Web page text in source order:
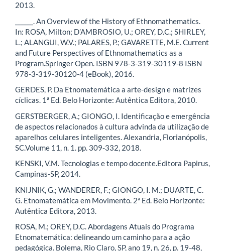
2013.
______. An Overview of the History of Ethnomathematics.
In: ROSA, Milton; D’AMBROSIO, U.; OREY, D.C.; SHIRLEY,
L.; ALANGUI, W.V.; PALARES, P.; GAVARETTE, M.E. Current
and Future Perspectives of Ethnomathematics as a
Program.Springer Open. ISBN 978-3-319-30119-8 ISBN
978-3-319-30120-4 (eBook), 2016.
GERDES, P. Da Etnomatemática a arte-design e matrizes
cíclicas. 1ª Ed. Belo Horizonte: Autêntica Editora, 2010.
GERSTBERGER, A.; GIONGO, I. Identificação e emergência
de aspectos relacionados à cultura advinda da utilização de
aparelhos celulares inteligentes. Alexandria, Florianópolis,
SC.Volume 11, n. 1. pp. 309-332, 2018.
KENSKI, V.M. Tecnologias e tempo docente.Editora Papirus,
Campinas-SP, 2014.
KNIJNIK, G.; WANDERER, F.; GIONGO, I. M.; DUARTE, C.
G. Etnomatemática em Movimento. 2ª Ed. Belo Horizonte:
Autêntica Editora, 2013.
ROSA, M.; OREY, D.C. Abordagens Atuais do Programa
Etnomatemática: delineando um caminho para a ação
pedagógica. Bolema, Rio Claro, SP, ano 19, n. 26, p. 19-48,